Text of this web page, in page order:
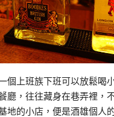
個上班族下班可以放鬆喝
廳，往往藏身在巷弄裡，
地的小店，便是酒雄個人